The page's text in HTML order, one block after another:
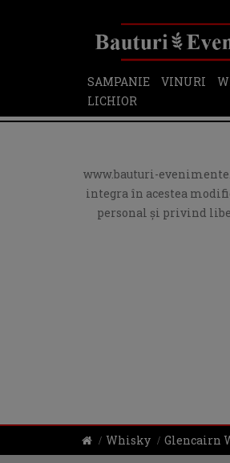
SAMPANIE VINURI
LICHIOR
www.bauturi-
integra în acestea
personal și privind
Whisky Glencairn